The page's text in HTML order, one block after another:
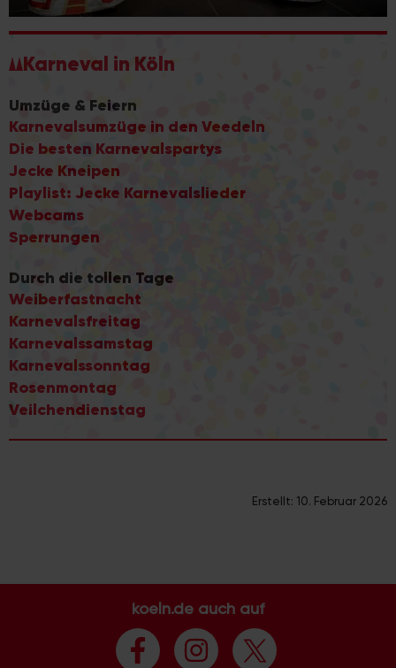
Karneval in Köln
Umzüge & Feiern
Karnevalsumzüge in den Veedeln
Die besten Karnevalspartys
Jecke Kneipen
Playlist: Jecke Karnevalslieder
Webcams
Sperrungen
Durch die tollen Tage
Weiberfastnacht
Karnevalsfreitag
Karnevalssamstag
Karnevalssonntag
Rosenmontag
Veilchendienstag
Erstellt: 10. Februar 2026
koeln.de auch auf